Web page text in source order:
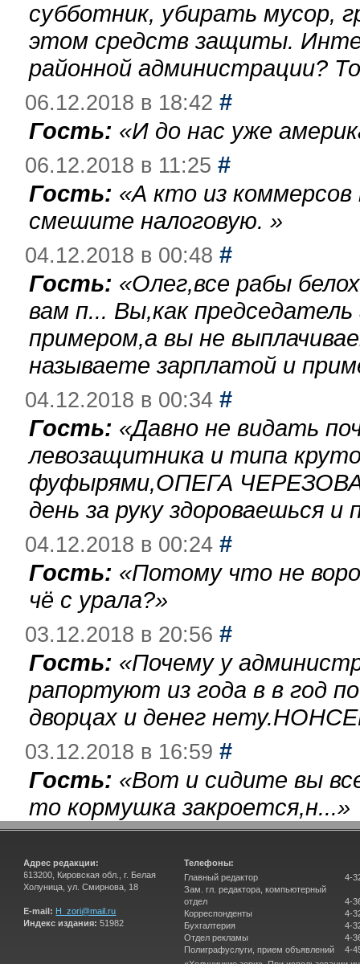
субботник, убирать мусор,
этом средств защиты.
районной администрации?
06.12.2018 в 18:42 #
Гость: «И до нас уже
06.12.2018 в 11:25 #
Гость: «А кто из
смешите налоговую. »
04.12.2018 в 00:48 #
Гость: «Олег,все рабы
вам п... Вы,как
примером,а вы не
называете зарплатой и
04.12.2018 в 00:34 #
Гость: «Давно не видать
левозащитника и типа
фуфырями,ОПЕГА
день за руку здороваешься
04.12.2018 в 00:24 #
Гость: «Потому что не
чё с урала?»
03.12.2018 в 20:56 #
Гость: «Почему у
рапортуют из года в в год
дворцах и денег
03.12.2018 в 16:59 #
Гость: «Вот и сидите вы
то кормушка закроется,н...»
Адрес редакции:
613200, Кировская обл., г. Белая
Холуница, ул. Смирнова, 18
E-mail: H_zori@mail.ru
Индекс издания: 51982
Телефоны:
Главный редактор
Зам. гл. редактора, компьютерный
отдел
Корреспонденты
Бухгалтерия
Отдел рекламы
Полиграфуслуги, прием объявлений
4-
4-
4-
4-
4-
4-